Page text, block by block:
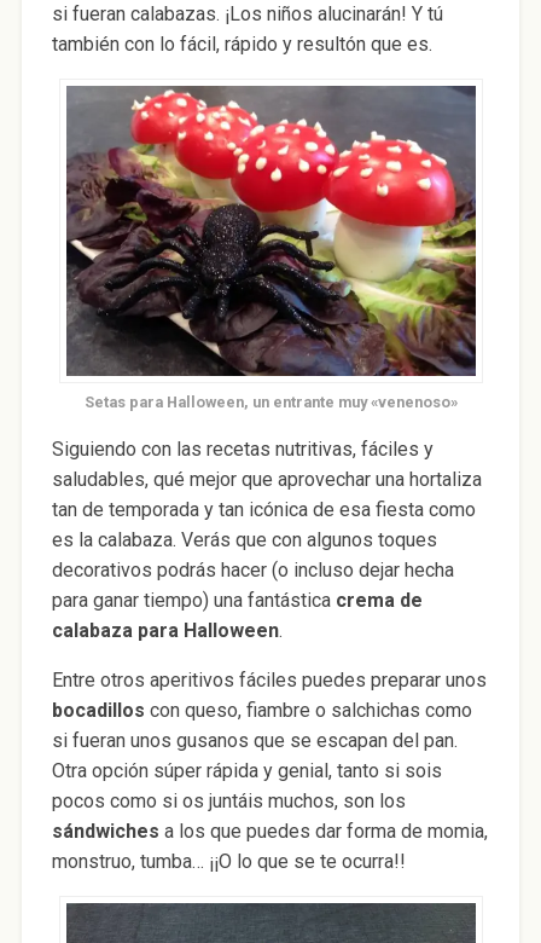
si fueran calabazas. ¡Los niños alucinarán! Y tú
también con lo fácil, rápido y resultón que es.
Setas para Halloween, un entrante muy «venenoso»
Siguiendo con las recetas nutritivas, fáciles y
saludables, qué mejor que aprovechar una hortaliza
tan de temporada y tan icónica de esa fiesta como
es la calabaza. Verás que con algunos toques
decorativos podrás hacer (o incluso dejar hecha
para ganar tiempo) una fantástica crema de
calabaza para Halloween.
Entre otros aperitivos fáciles puedes preparar unos
bocadillos con queso, fiambre o salchichas como
si fueran unos gusanos que se escapan del pan.
Otra opción súper rápida y genial, tanto si sois
pocos como si os juntáis muchos, son los
sándwiches a los que puedes dar forma de momia,
monstruo, tumba… ¡¡O lo que se te ocurra!!